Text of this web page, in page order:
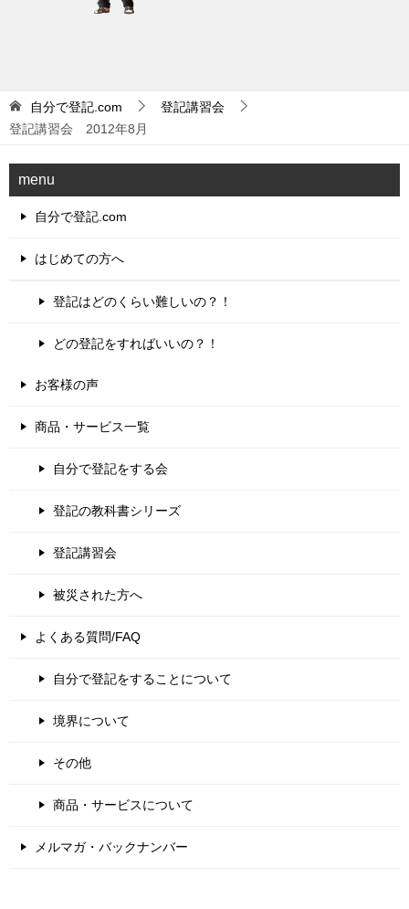
自分で登記.com
登記講習会
登記講習会 2012年8月
menu
自分で登記.com
はじめての方へ
登記はどのくらい難しいの？！
どの登記をすればいいの？！
お客様の声
商品・サービス一覧
自分で登記をする会
登記の教科書シリーズ
登記講習会
被災された方へ
よくある質問/FAQ
自分で登記をすることについて
境界について
その他
商品・サービスについて
メルマガ・バックナンバー